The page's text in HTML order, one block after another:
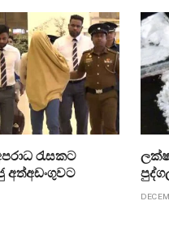
රැසකට
අත්අඩංගුවට